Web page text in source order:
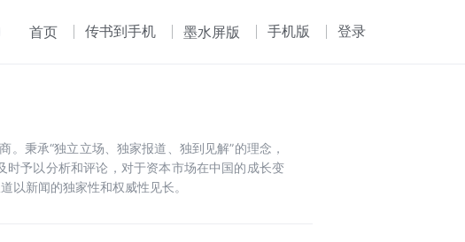
首页 传书到手机 墨水屏版 手机版 登录
秉承“独立立场、独家报道、独到见解”的理念，
时予以分析和评论，对于资本市场在中国的成长变
以新闻的独家性和权威性见长。